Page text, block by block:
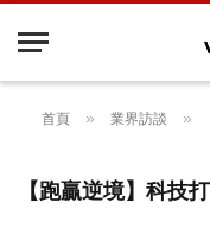
首頁 » 業界訪談 »
【跑贏逆境】科技